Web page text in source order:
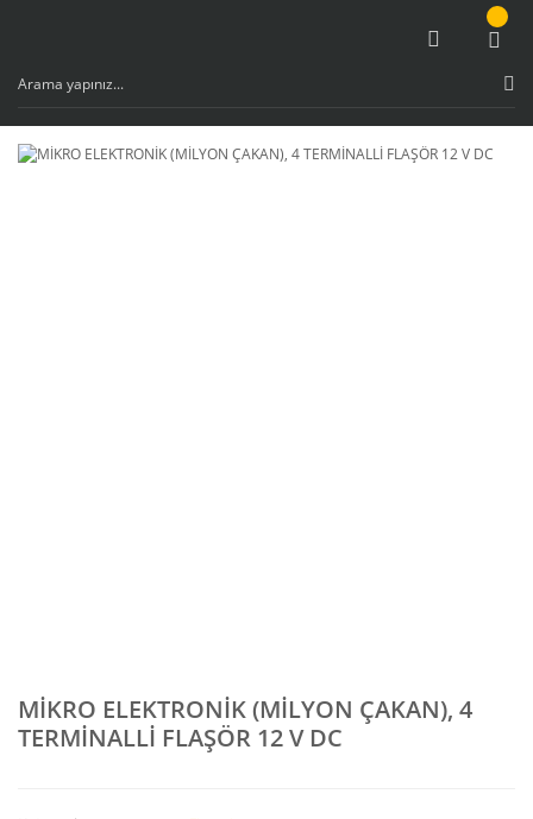
MİKRO ELEKTRONİK (MİLYON ÇAKAN), 4
TERMİNALLİ FLAŞÖR 12 V DC